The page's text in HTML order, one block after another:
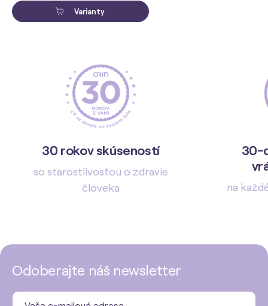
Varianty
30 rokov skúseností
so starostlivosťou o zdravie
človeka
30-
na
Odoberajte náš newsletter